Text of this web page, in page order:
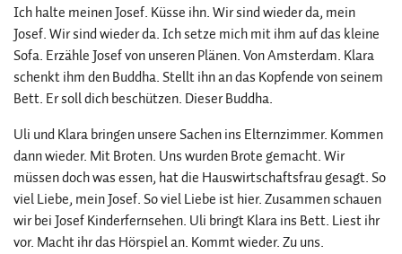
Ich halte meinen Josef. Küsse ihn. Wir sind wieder da, mein
Josef. Wir sind wieder da. Ich setze mich mit ihm auf das kleine
Sofa. Erzähle Josef von unseren Plänen. Von Amsterdam. Klara
schenkt ihm den Buddha. Stellt ihn an das Kopfende von seinem
Bett. Er soll dich beschützen. Dieser Buddha.
Uli und Klara bringen unsere Sachen ins Elternzimmer. Kommen
dann wieder. Mit Broten. Uns wurden Brote gemacht. Wir
müssen doch was essen, hat die Hauswirtschaftsfrau gesagt. So
viel Liebe, mein Josef. So viel Liebe ist hier. Zusammen schauen
wir bei Josef Kinderfernsehen. Uli bringt Klara ins Bett. Liest ihr
vor. Macht ihr das Hörspiel an. Kommt wieder. Zu uns.